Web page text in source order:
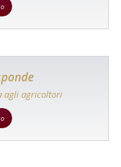
agli agricoltori